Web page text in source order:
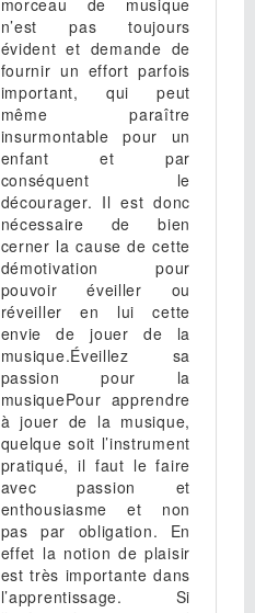
morceau de musique
n’est pas toujours
évident et demande de
fournir un effort parfois
important, qui peut
même paraître
insurmontable pour un
enfant et par
conséquent le
décourager. Il est donc
nécessaire de bien
cerner la cause de cette
démotivation pour
pouvoir éveiller ou
réveiller en lui cette
envie de jouer de la
musique.Éveillez sa
passion pour la
musiquePour apprendre
à jouer de la musique,
quelque soit l’instrument
pratiqué, il faut le faire
avec passion et
enthousiasme et non
pas par obligation. En
effet la notion de plaisir
est très importante dans
l’apprentissage. Si